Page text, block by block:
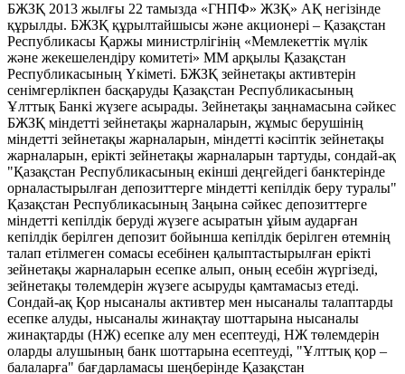
БЖЗҚ 2013 жылғы 22 тамызда «ГНПФ» ЖЗҚ» АҚ негізінде
құрылды. БЖЗҚ құрылтайшысы және акционері – Қазақстан
Республикасы Қаржы министрлігінің «Мемлекеттік мүлік
және жекешелендіру комитеті» ММ арқылы Қазақстан
Республикасының Үкіметі. БЖЗҚ зейнетақы активтерін
сенімгерлікпен басқаруды Қазақстан Республикасының
Ұлттық Банкі жүзеге асырады. Зейнетақы заңнамасына сәйкес
БЖЗҚ міндетті зейнетақы жарналарын, жұмыс берушінің
міндетті зейнетақы жарналарын, міндетті кәсіптік зейнетақы
жарналарын, ерікті зейнетақы жарналарын тартуды, сондай-ақ
"Қазақстан Республикасының екінші деңгейдегі банктерінде
орналастырылған депозиттерге міндетті кепілдік беру туралы"
Қазақстан Республикасының Заңына сәйкес депозиттерге
міндетті кепілдік беруді жүзеге асыратын ұйым аударған
кепілдік берілген депозит бойынша кепілдік берілген өтемнің
талап етілмеген сомасы есебінен қалыптастырылған ерікті
зейнетақы жарналарын есепке алып, оның есебін жүргізеді,
зейнетақы төлемдерін жүзеге асыруды қамтамасыз етеді.
Сондай-ақ Қор нысаналы активтер мен нысаналы талаптарды
есепке алуды, нысаналы жинақтау шоттарына нысаналы
жинақтарды (НЖ) есепке алу мен есептеуді, НЖ төлемдерін
оларды алушының банк шоттарына есептеуді, "Ұлттық қор –
балаларға" бағдарламасы шеңберінде Қазақстан